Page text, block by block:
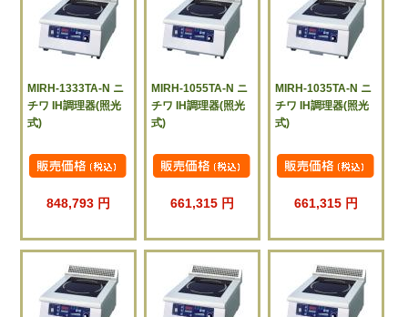
MIRH-1333TA-N ニ
チワ IH調理器(照光
式)
848,793 円
MIRH-1055TA-N ニ
チワ IH調理器(照光
式)
661,315 円
MIRH-1035TA-N ニ
チワ IH調理器(照光
式)
661,315 円